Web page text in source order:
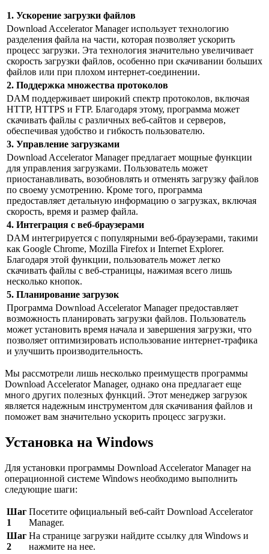
1. Ускорение загрузки файлов
Download Accelerator Manager использует технологию
разделения файла на части, которая позволяет ускорить
процесс загрузки. Эта технология значительно увеличивает
скорость загрузки файлов, особенно при скачивании больших
файлов или при плохом интернет-соединении.
2. Поддержка множества протоколов
DAM поддерживает широкий спектр протоколов, включая
HTTP, HTTPS и FTP. Благодаря этому, программа может
скачивать файлы с различных веб-сайтов и серверов,
обеспечивая удобство и гибкость пользователю.
3. Управление загрузками
Download Accelerator Manager предлагает мощные функции
для управления загрузками. Пользователь может
приостанавливать, возобновлять и отменять загрузку файлов
по своему усмотрению. Кроме того, программа
предоставляет детальную информацию о загрузках, включая
скорость, время и размер файла.
4. Интеграция с веб-браузерами
DAM интегрируется с популярными веб-браузерами, такими
как Google Chrome, Mozilla Firefox и Internet Explorer.
Благодаря этой функции, пользователь может легко
скачивать файлы с веб-страницы, нажимая всего лишь
несколько кнопок.
5. Планирование загрузок
Программа Download Accelerator Manager предоставляет
возможность планировать загрузки файлов. Пользователь
может установить время начала и завершения загрузки, что
позволяет оптимизировать использование интернет-трафика
и улучшить производительность.
Мы рассмотрели лишь несколько преимуществ программы
Download Accelerator Manager, однако она предлагает еще
много других полезных функций. Этот менеджер загрузок
является надежным инструментом для скачивания файлов и
поможет вам значительно ускорить процесс загрузки.
Установка на Windows
Для установки программы Download Accelerator Manager на
операционной системе Windows необходимо выполнить
следующие шаги:
Шаг
1
Посетите официальный веб-сайт Download Accelerator
Manager.
Шаг
2
На странице загрузки найдите ссылку для Windows и
нажмите на нее.